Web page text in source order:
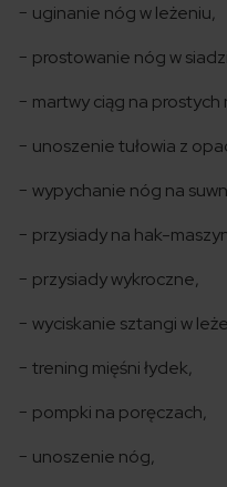
− uginanie nóg w leżeniu,
− prostowanie nóg w
− martwy ciąg na prostych
− unoszenie tułowia z
− wypychanie nóg na
− przysiady na hak-
− przysiady wykroczne,
− wyciskanie sztangi w
− trening mięśni łydek,
− pompki na poręczach,
− unoszenie nóg,